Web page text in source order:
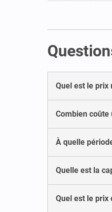
Quel est le prix
Combien coûte
À quelle
Quelle est la
Quel est le prix